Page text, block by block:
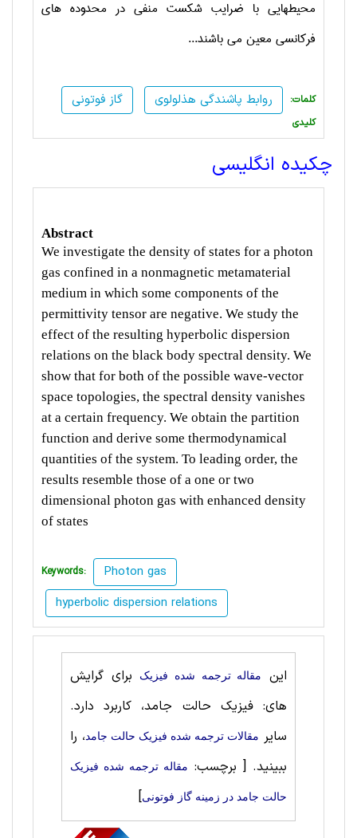
محیطهایی با ضرایب شکست منفی در محدوده های
فرکانسی معین می باشند...
گاز فوتونی روابط پاشندگی هذلولوی
:کلمات
کلیدی
چکیده انگلیسی
Abstract
We investigate the density of states for a photon
gas confined in a nonmagnetic metamaterial
medium in which some components of the
permittivity tensor are negative. We study the
effect of the resulting hyperbolic dispersion
relations on the black body spectral density. We
show that for both of the possible wave-vector
space topologies, the spectral density vanishes
at a certain frequency. We obtain the partition
function and derive some thermodynamical
quantities of the system. To leading order, the
results resemble those of a one or two
dimensional photon gas with enhanced density
of states
Keywords:
Photon gas
hyperbolic dispersion relations
این مقاله ترجمه شده فیزیک
برای گرایش
های: فیزیک حالت‌ جامد، کاربرد دارد.
سایر مقالات ترجمه شده فیزیک حالت‌ جامد، را
ببینید. [ برچسب: مقاله ترجمه شده فیزیک
حالت‌ جامد در زمینه گاز فوتونی]